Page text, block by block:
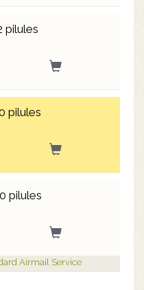
pilules
pilules
pilules
Airmail Service